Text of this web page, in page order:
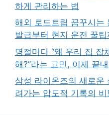
하게 관리하는 법
해외 로드트립 꿈꾸시는
발급부터 현지 운전 꿀팁
명절마다 “왜 우리 집 잡
해?”라는 고민, 이제 끝
삼성 라이온즈의 새로운
려가는 압도적 기록의 비